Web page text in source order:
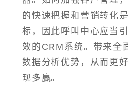
的快速把握和营销转化
标，因此呼叫中心应当
效的CRM系统。带来全
数据分析优势，从而更
现多赢。